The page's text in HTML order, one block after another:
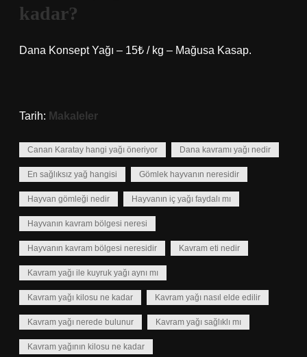
kadar?
Dana Konsept Yağı – 15₺ / kg – Mağusa Kasap.
Tarih: Makaleler
Canan Karatay hangi yağı öneriyor Dana kavramı yağı nedir
En sağlıksız yağ hangisi Gömlek hayvanın neresidir
Hayvan gömleği nedir Hayvanın iç yağı faydalı mı
Hayvanın kavram bölgesi neresi
Hayvanın kavram bölgesi neresidir Kavram eti nedir
Kavram yağı ile kuyruk yağı aynı mı
Kavram yağı kilosu ne kadar Kavram yağı nasıl elde edilir
Kavram yağı nerede bulunur Kavram yağı sağlıklı mı
Kavram yağının kilosu ne kadar